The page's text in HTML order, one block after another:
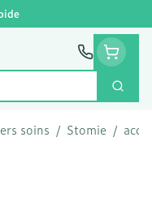
soins / Stomie /